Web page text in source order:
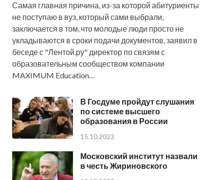
Самая главная причина, из-за которой абитуриенты
не поступаю в вуз, который сами выбрали,
заключается в том, что молодые люди просто не
укладываются в сроки подачи документов, заявил в
беседе с "Лентой.ру" директор по связям с
образовательным сообществом компании
MAXIMUM Education…
В Госдуме пройдут слушания
по системе высшего
образования в России
15.10.2023
Московский институт назвали
в честь Жириновского